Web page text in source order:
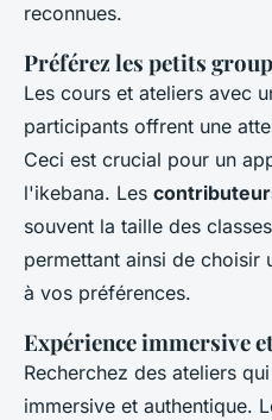
reconnues.
Préférez les petits
Les cours et ateliers avec
participants offrent une
Ceci est crucial pour un
l'ikebana. Les
souvent la taille des
permettant ainsi de choisir
à vos préférences.
Expérience immersive
Recherchez des ateliers
immersive et authentique.